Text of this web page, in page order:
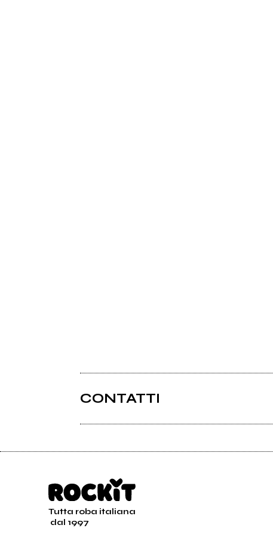
CONTATTI
Tutta roba italiana
dal 1997